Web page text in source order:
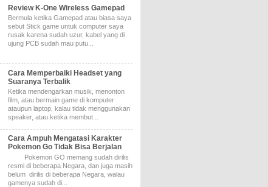
Review K-One Wireless Gamepad
Bermula ketika Gamepad atau biasa saya
sebut Stick game untuk computer saya
rusak karena sudah uzur, kabel yang di
ujung PCB sudah mau putu...
Cara Memperbaiki Headset yang
Suaranya Terbalik
Ketika mendengarkan musik, menonton
film, atau bermain game di komputer
ataupun laptop, kalau tidak menggunakan
speaker, atau ketika membut...
Cara Ampuh Mengatasi Karakter
Pokemon Go Tidak Bisa Berjalan
Pokemon GO memang sudah dirilis
resmi di beberapa Negara, dan juga masih
belum dirilis di beberapa Negara, walau
gamenya sudah di...